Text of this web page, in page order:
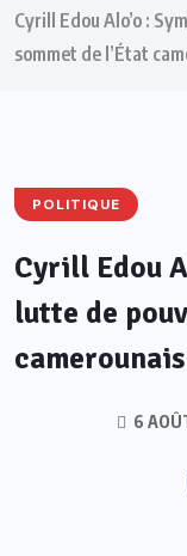
Cyrill Edou Alo’o :
sommet de l’État
POLITIQUE
Cyrill Edou
lutte de
camerounais
6